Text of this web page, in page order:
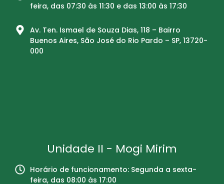
feira, das 07:30 às 11:30 e das 13:00 às 17:30
Av. Ten. Ismael de Souza Dias, 118 – Bairro
Buenos Aires, São José do Rio Pardo – SP, 13720-
000
Unidade II - Mogi Mirim
Horário de funcionamento: Segunda a sexta-
feira, das 08:00 às 17:00